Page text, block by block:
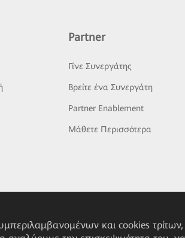
Partner
Γίνε Συνεργάτης
Βρείτε ένα Συνεργάτη
Partner Enablement
Μάθετε Περισσότερα
και cookies τρίτων,